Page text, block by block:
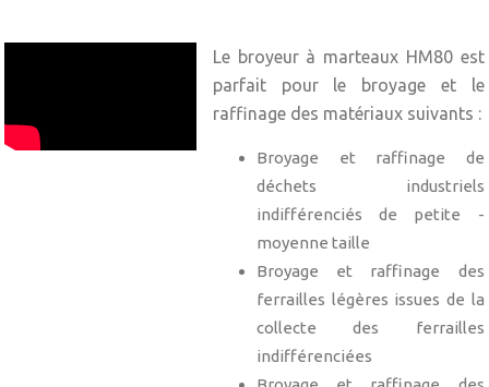
Le broyeur à marteaux HM80 est
parfait pour le broyage et le
raffinage des matériaux suivants :
Broyage et raffinage de
déchets industriels
indifférenciés de petite -
moyenne taille
Broyage et raffinage des
ferrailles légères issues de la
collecte des ferrailles
indifférenciées